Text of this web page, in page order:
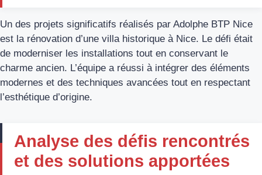
Un des projets significatifs réalisés par Adolphe BTP Nice
est la rénovation d’une villa historique à Nice. Le défi était
de moderniser les installations tout en conservant le
charme ancien. L’équipe a réussi à intégrer des éléments
modernes et des techniques avancées tout en respectant
l’esthétique d’origine.
Analyse des défis rencontrés
et des solutions apportées